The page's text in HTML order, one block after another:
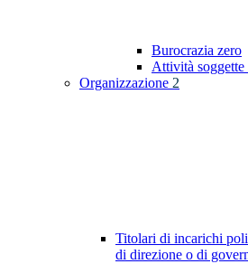
Burocrazia zero
Attività
Organizzazione 2
Titolari di incarichi
di direzione o di